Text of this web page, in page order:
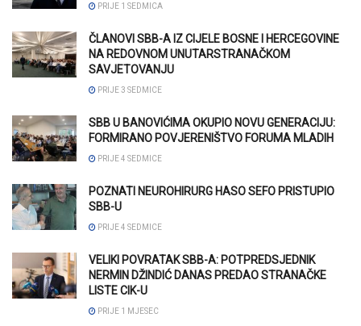
PRIJE 1 SEDMICA
ČLANOVI SBB-A IZ CIJELE BOSNE I HERCEGOVINE
NA REDOVNOM UNUTARSTRANAČKOM
SAVJETOVANJU
PRIJE 3 SEDMICE
SBB U BANOVIĆIMA OKUPIO NOVU GENERACIJU:
FORMIRANO POVJERENIŠTVO FORUMA MLADIH
PRIJE 4 SEDMICE
POZNATI NEUROHIRURG HASO SEFO PRISTUPIO
SBB-U
PRIJE 4 SEDMICE
VELIKI POVRATAK SBB-A: POTPREDSJEDNIK
NERMIN DŽINDIĆ DANAS PREDAO STRANAČKE
LISTE CIK-U
PRIJE 1 MJESEC